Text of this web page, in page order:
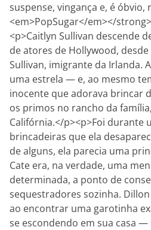
suspense, vingança e, é óbvio,
<em>PopSugar</em></
<p>Caitlyn Sullivan descende
de atores de Hollywood,
Sullivan, imigrante da Irlanda.
uma estrela — e, ao mesmo
inocente que adorava brincar
os primos no rancho da
Califórnia.</p><p>Foi durante
brincadeiras que ela
de alguns, ela parecia uma
Cate era, na verdade, uma
determinada, a ponto de
sequestradores sozinha.
ao encontrar uma garotinha
se escondendo em sua casa